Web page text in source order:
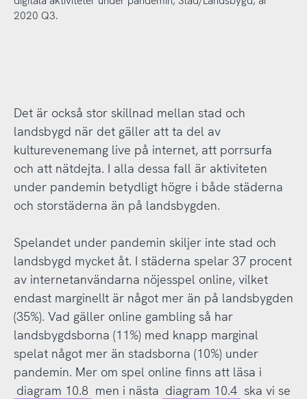
2020 Q3.
Det är också stor skillnad mellan stad och
landsbygd när det gäller att ta del av
kulturevenemang live på internet, att porrsurfa
och att nätdejta. I alla dessa fall är aktiviteten
under pandemin betydligt högre i både städerna
och storstäderna än på landsbygden.
Spelandet under pandemin skiljer inte stad och
landsbygd mycket åt. I städerna spelar 37 procent
av internetanvändarna nöjesspel online, vilket
endast marginellt är något mer än på landsbygden
(35%). Vad gäller online gambling så har
landsbygdsborna (11%) med knapp marginal
spelat något mer än stadsborna (10%) under
pandemin. Mer om spel online finns att läsa i
diagram 10.8 men i nästa diagram 10.4 ska vi se